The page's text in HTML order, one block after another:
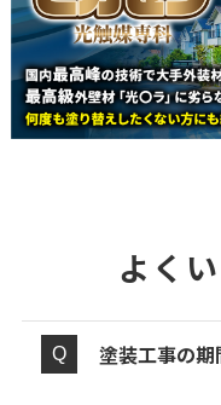
よく
塗装工事の期